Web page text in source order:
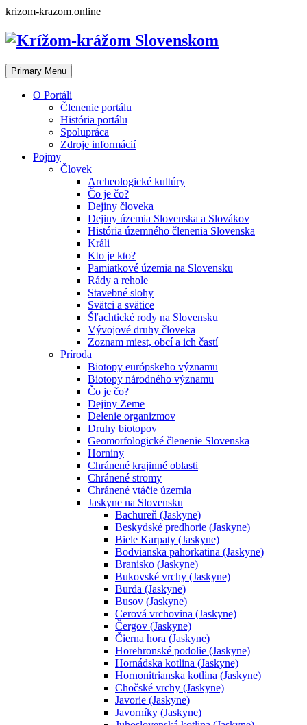
Skip
content
krizom-krazom.online
Primary Menu
O Portáli
Členenie portálu
História portálu
Spolupráca
Zdroje informácií
Pojmy
Človek
Archeologické kultúry
Čo je čo?
Dejiny človeka
Dejiny územia Slovenska a Slovákov
História územného členenia Slovenska
Králi
Kto je kto?
Pamiatkové územia na Slovensku
Rády a rehole
Stavebné slohy
Svätci a svätice
Šľachtické rody na Slovensku
Vývojové druhy človeka
Zoznam miest, obcí a ich častí
Príroda
Biotopy európskeho významu
Biotopy národného významu
Čo je čo?
Dejiny Zeme
Delenie organizmov
Druhy biotopov
Geomorfologické členenie Slovenska
Horniny
Chránené krajinné oblasti
Chránené stromy
Chránené vtáčie územia
Jaskyne na Slovensku
Bachureň (Jaskyne)
Beskydské predhorie (Jaskyne)
Biele Karpaty (Jaskyne)
Bodvianska pahorkatina (Jaskyne)
Branisko (Jaskyne)
Bukovské vrchy (Jaskyne)
Burda (Jaskyne)
Busov (Jaskyne)
Cerová vrchovina (Jaskyne)
Čergov (Jaskyne)
Čierna hora (Jaskyne)
Horehronské podolie (Jaskyne)
Hornádska kotlina (Jaskyne)
Hornonitrianska kotlina (Jaskyne)
Chočské vrchy (Jaskyne)
Javorie (Jaskyne)
Javorníky (Jaskyne)